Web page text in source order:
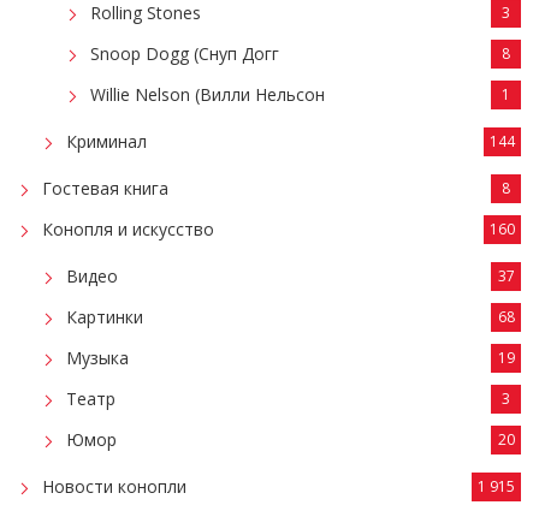
Rolling Stones 3
Snoop Dogg (Снуп Догг 8
Willie Nelson (Вилли Нельсон 1
Криминал 144
Гостевая книга 8
Конопля и искусство 160
Видео 37
Картинки 68
Музыка 19
Театр 3
Юмор 20
Новости конопли 1 915